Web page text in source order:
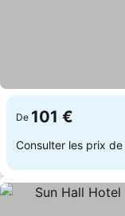
De 101 €
Consulter les prix de